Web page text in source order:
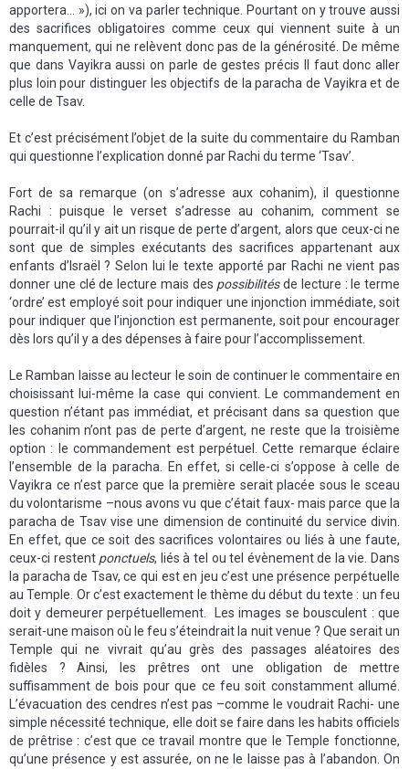
apportera… »), ici on va parler technique. Pourtant on y trouve aussi
des sacrifices obligatoires comme ceux qui viennent suite à un
manquement, qui ne relèvent donc pas de la générosité. De même
que dans Vayikra aussi on parle de gestes précis Il faut donc aller
plus loin pour distinguer les objectifs de la paracha de Vayikra et de
celle de Tsav.
Et c’est précisément l’objet de la suite du commentaire du Ramban
qui questionne l’explication donné par Rachi du terme ‘Tsav’.
Fort de sa remarque (on s’adresse aux cohanim), il questionne
Rachi : puisque le verset s’adresse au cohanim, comment se
pourrait-il qu’il y ait un risque de perte d’argent, alors que ceux-ci ne
sont que de simples exécutants des sacrifices appartenant aux
enfants d’Israël ? Selon lui le texte apporté par Rachi ne vient pas
donner une clé de lecture mais des possibilitésde lecture : le terme
‘ordre’ est employé soit pour indiquer une injonction immédiate, soit
pour indiquer que l’injonction est permanente, soit pour encourager
dès lors qu’il y a des dépenses à faire pour l’accomplissement.
Le Ramban laisse au lecteur le soin de continuer le commentaire en
choisissant lui-même la case qui convient. Le commandement en
question n’étant pas immédiat, et précisant dans sa question que
les cohanim n’ont pas de perte d’argent, ne reste que la troisième
option : le commandement est perpétuel. Cette remarque éclaire
l’ensemble de la paracha. En effet, si celle-ci s’oppose à celle de
Vayikra ce n’est parce que la première serait placée sous le sceau
du volontarisme –nous avons vu que c’était faux- mais parce que la
paracha de Tsav vise une dimension de continuité du service divin.
En effet, que ce soit des sacrifices volontaires ou liés à une faute,
ceux-ci restent ponctuels, liés à tel ou tel évènement de la vie. Dans
la paracha de Tsav, ce qui est en jeu c’est une présence perpétuelle
au Temple. Or c’est exactement le thème du début du texte : un feu
doit y demeurer perpétuellement. Les images se bousculent : que
serait-une maison où le feu s’éteindrait la nuit venue ? Que serait un
Temple qui ne vivrait qu’au grès des passages aléatoires des
fidèles ? Ainsi, les prêtres ont une obligation de mettre
suffisamment de bois pour que ce feu soit constamment allumé.
L’évacuation des cendres n’est pas –comme le voudrait Rachi- une
simple nécessité technique, elle doit se faire dans les habits officiels
de prêtrise : c’est que ce travail montre que le Temple fonctionne,
qu’une présence y est assurée, on ne le laisse pas à l’abandon. On